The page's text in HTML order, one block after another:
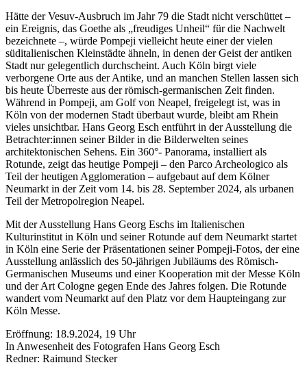
Hätte der Vesuv-Ausbruch im Jahr 79 die Stadt nicht verschüttet –
ein Ereignis, das Goethe als „freudiges Unheil“ für die Nachwelt
bezeichnete –, würde Pompeji vielleicht heute einer der vielen
süditalienischen Kleinstädte ähneln, in denen der Geist der antiken
Stadt nur gelegentlich durchscheint. Auch Köln birgt viele
verborgene Orte aus der Antike, und an manchen Stellen lassen sich
bis heute Überreste aus der römisch-germanischen Zeit finden.
Während in Pompeji, am Golf von Neapel, freigelegt ist, was in
Köln von der modernen Stadt überbaut wurde, bleibt am Rhein
vieles unsichtbar. Hans Georg Esch entführt in der Ausstellung die
Betrachter:innen seiner Bilder in die Bilderwelten seines
architektonischen Sehens. Ein 360°- Panorama, installiert als
Rotunde, zeigt das heutige Pompeji – den Parco Archeologico als
Teil der heutigen Agglomeration – aufgebaut auf dem Kölner
Neumarkt in der Zeit vom 14. bis 28. September 2024, als urbanen
Teil der Metropolregion Neapel.
Mit der Ausstellung Hans Georg Eschs im Italienischen
Kulturinstitut in Köln und seiner Rotunde auf dem Neumarkt startet
in Köln eine Serie der Präsentationen seiner Pompeji-Fotos, der eine
Ausstellung anlässlich des 50-jährigen Jubiläums des Römisch-
Germanischen Museums und einer Kooperation mit der Messe Köln
und der Art Cologne gegen Ende des Jahres folgen. Die Rotunde
wandert vom Neumarkt auf den Platz vor dem Haupteingang zur
Köln Messe.
Eröffnung: 18.9.2024, 19 Uhr
In Anwesenheit des Fotografen Hans Georg Esch
Redner: Raimund Stecker